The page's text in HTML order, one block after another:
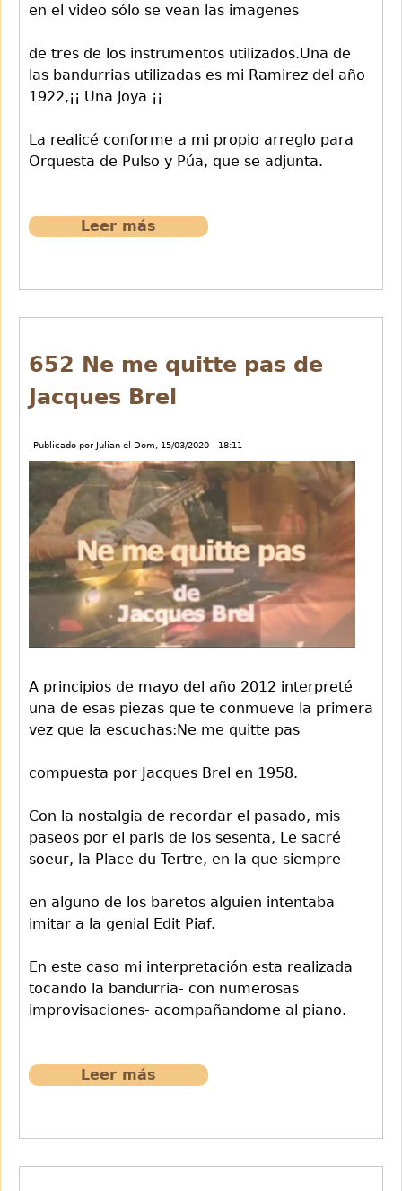
en el video sólo se vean las imagenes
de tres de los instrumentos utilizados.Una de
las bandurrias utilizadas es mi Ramirez del año
1922,¡¡ Una joya ¡¡
La realicé conforme a mi propio arreglo para
Orquesta de Pulso y Púa, que se adjunta.
Leer más
Cuerdas.II
652 Ne me quitte pas de
Jacques Brel
Publicado por Julian el Dom, 15/03/2020 - 18:11
A principios de mayo del año 2012 interpreté
una de esas piezas que te conmueve la primera
vez que la escuchas:Ne me quitte pas
compuesta por Jacques Brel en 1958.
Con la nostalgia de recordar el pasado, mis
paseos por el paris de los sesenta, Le sacré
soeur, la Place du Tertre, en la que siempre
en alguno de los baretos alguien intentaba
imitar a la genial Edit Piaf.
En este caso mi interpretación esta realizada
tocando la bandurria- con numerosas
improvisaciones- acompañandome al piano.
Leer más
me